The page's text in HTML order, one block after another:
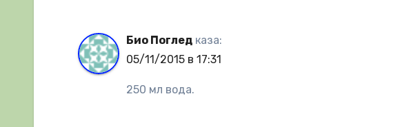
Био Поглед каза:
05/11/2015 в 17:31
250 мл вода.